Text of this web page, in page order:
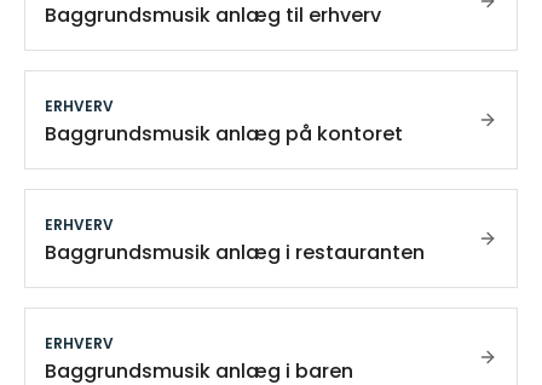
Baggrundsmusik anlæg til erhverv
ERHVERV
Baggrundsmusik anlæg på kontoret
ERHVERV
Baggrundsmusik anlæg i restauranten
ERHVERV
Baggrundsmusik anlæg i baren